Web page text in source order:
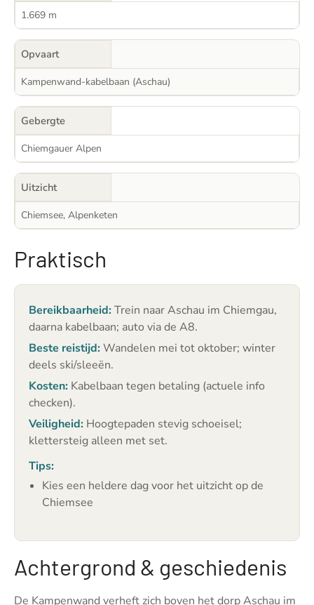
1.669 m
Opvaart
Kampenwand-kabelbaan (Aschau)
Gebergte
Chiemgauer Alpen
Uitzicht
Chiemsee, Alpenketen
Praktisch
Bereikbaarheid:Trein naar Aschau im Chiemgau,
daarna kabelbaan; auto via de A8.
Beste reistijd:Wandelen mei tot oktober; winter
deels ski/sleeën.
Kosten: Kabelbaan tegen betaling (actuele info
checken).
Veiligheid: Hoogtepaden stevig schoeisel;
klettersteig alleen met set.
Tips:
Kies een heldere dag voor het uitzicht op de
Chiemsee
Achtergrond & geschiedenis
De Kampenwand verheft zich boven het dorp Aschau im